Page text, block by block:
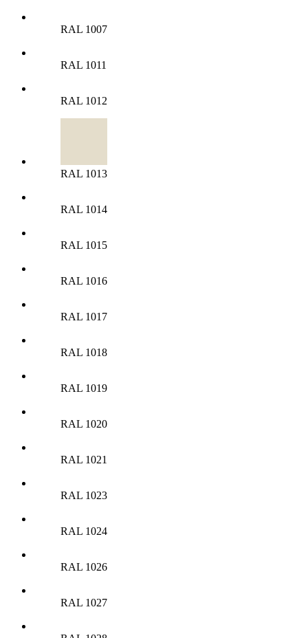
RAL 1007
RAL 1011
RAL 1012
RAL 1013
RAL 1014
RAL 1015
RAL 1016
RAL 1017
RAL 1018
RAL 1019
RAL 1020
RAL 1021
RAL 1023
RAL 1024
RAL 1026
RAL 1027